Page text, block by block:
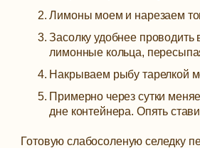
Лимоны моем и нарезаем
Засолку удобнее
лимонные кольца,
Накрываем рыбу тарелкой
Примерно через сутки
дне контейнера. Опять
Готовую слабосоленую селедку